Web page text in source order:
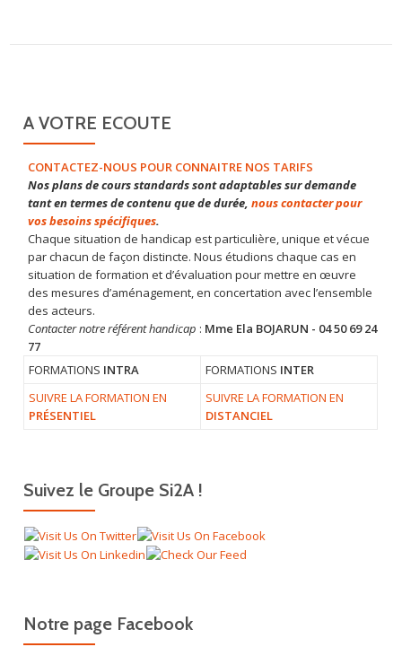
A VOTRE ECOUTE
CONTACTEZ-NOUS POUR CONNAITRE NOS TARIFS
Nos plans de cours standards sont adaptables sur demande
tant en termes de contenu que de durée,nous contacter pour
vos besoins spécifiques.
Chaque situation de handicap est particulière, unique et vécue
par chacun de façon distincte. Nous étudions chaque cas en
situation de formation et d’évaluation pour mettre en œuvre
des mesures d’aménagement, en concertation avec l’ensemble
des acteurs.
Contacter notre référent handicap : Mme Ela BOJARUN - 04 50 69 24
77
FORMATIONS INTRA FORMATIONS INTER
SUIVRE LA FORMATION EN
PRÉSENTIEL
SUIVRE LA FORMATION EN
DISTANCIEL
Suivez le Groupe Si2A !
Notre page Facebook